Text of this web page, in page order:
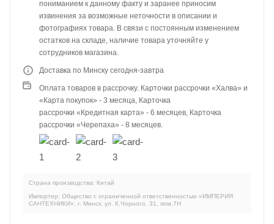
пониманием к данному факту и заранее приносим
извинения за возможные неточности в описании и
фотографиях товара. В связи с постоянным изменением
остатков на складе, наличие товара уточняйте у
сотрудников магазина.
Доставка по Минску сегодня-завтра
Оплата товаров в рассрочку. Карточки рассрочки «Халва» и
«Карта покупок» - 3 месяца, Карточка
рассрочки «Кредитная карта» - 6 месяцев, Карточка
рассрочки «Черепаха» - 8 месяцев.
Страна производства: Китай
Импортер: Общество с ограниченной ответственностью «ИМПЕРИЯ
САНТЕХНИКИ», г. Минск, ул. К.Чорного, 31, пом.7Н